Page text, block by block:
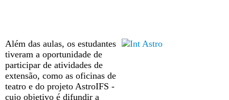
Além das aulas, os estudantes
tiveram a oportunidade de
participar de atividades de
extensão, como as oficinas de
teatro e do projeto AstroIFS -
cujo objetivo é difundir a